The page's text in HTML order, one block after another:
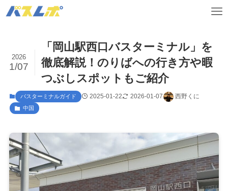
「岡山駅西口バスターミナル」を
徹底解説！のりばへの行き方や暇
つぶしスポットもご紹介
2026
1/07
バスターミナルガイド 2025-01-22 2026-01-07 西野くに
中国